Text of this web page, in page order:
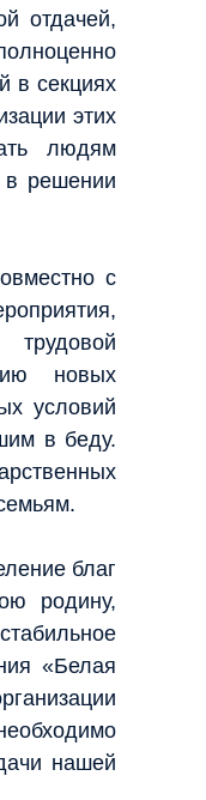
отдачей,
в секциях
этих
людям
в решении
с
новых
условий
в беду.
благ
родину,
«Белая
нашей